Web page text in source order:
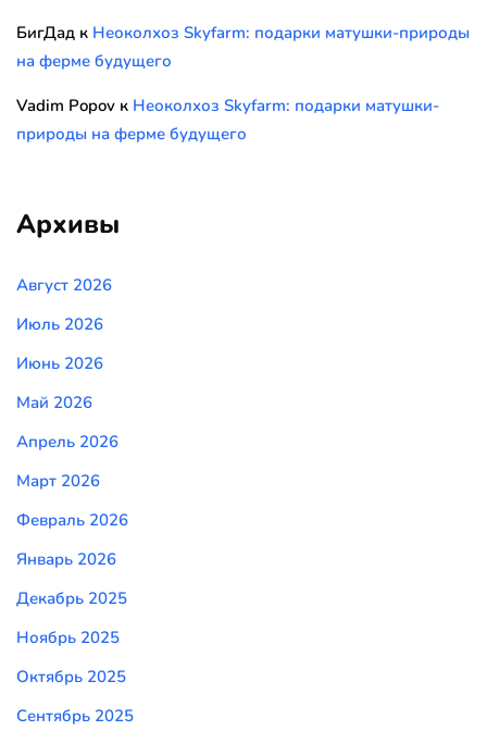
БигДад к Неоколхоз Skyfarm: подарки матушки-природы
на ферме будущего
Vadim Popov к Неоколхоз Skyfarm: подарки матушки-
природы на ферме будущего
Архивы
Август 2026
Июль 2026
Июнь 2026
Май 2026
Апрель 2026
Март 2026
Февраль 2026
Январь 2026
Декабрь 2025
Ноябрь 2025
Октябрь 2025
Сентябрь 2025